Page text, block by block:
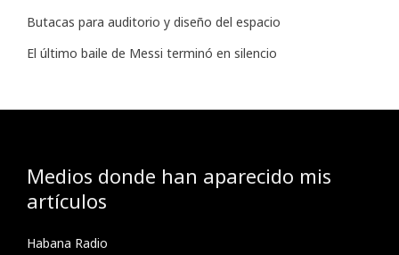
Butacas para auditorio y diseño del espacio
El último baile de Messi terminó en silencio
Medios donde han aparecido mis
artículos
Habana Radio